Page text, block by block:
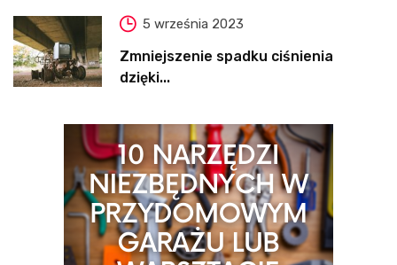
5 września 2023
Zmniejszenie spadku ciśnienia
dzięki...